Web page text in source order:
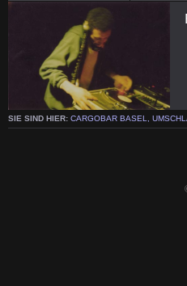
SIE SIND HIER: CARGOBAR BASEL,